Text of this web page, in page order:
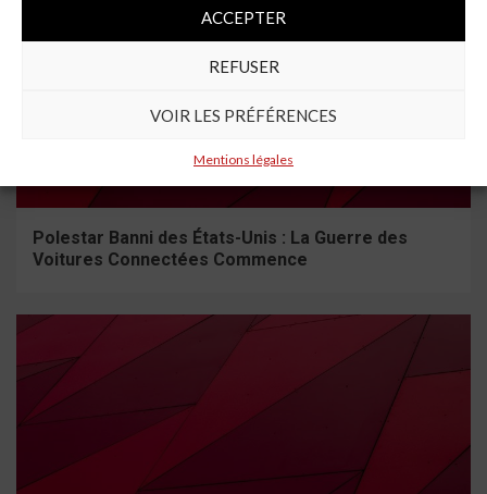
ACCEPTER
REFUSER
VOIR LES PRÉFÉRENCES
Mentions légales
Polestar Banni des États-Unis : La Guerre des
Voitures Connectées Commence